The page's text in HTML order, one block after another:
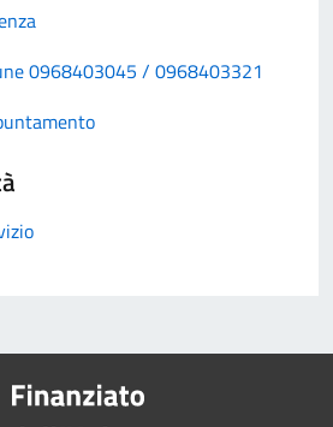
0968403045 / 0968403321